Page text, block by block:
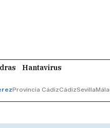
Hantavirus
Provincia CádizCádizSevilla